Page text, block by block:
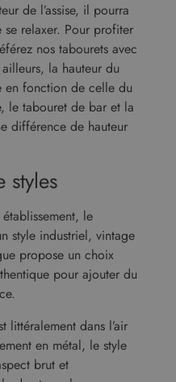
de l’assise, il pourra
se relaxer. Pour profiter
nos tabourets avec
la hauteur du
en fonction de celle du
le tabouret de bar et la
différence de hauteur
styles
le
style industriel, vintage
propose un choix
pour ajouter du
littéralement dans l’air
en métal, le style
brut etExpiration